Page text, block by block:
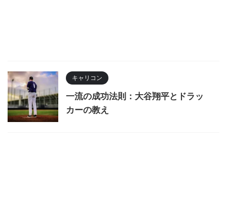
キャリコン
一流の成功法則：大谷翔平とドラッ
カーの教え